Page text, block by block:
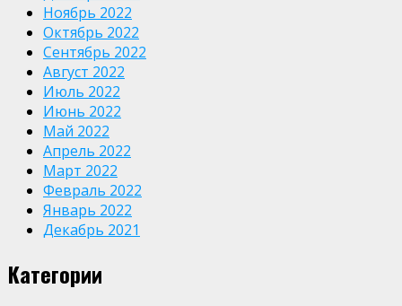
Ноябрь 2022
Октябрь 2022
Сентябрь 2022
Август 2022
Июль 2022
Июнь 2022
Май 2022
Апрель 2022
Март 2022
Февраль 2022
Январь 2022
Декабрь 2021
Категории